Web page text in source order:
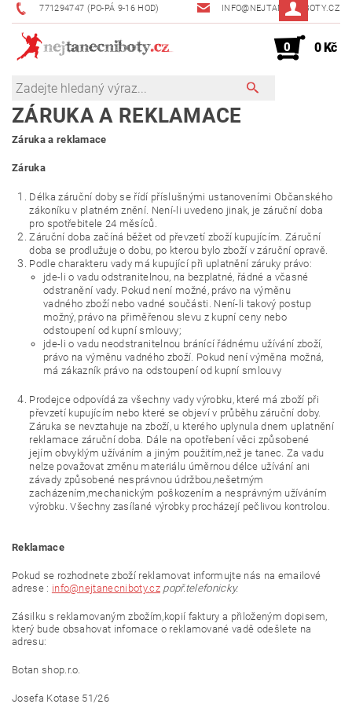
771294747 (PO-PÁ 9-16 HOD) INFO@NEJTANECNIBOTY.CZ
0 0 Kč
ZÁRUKA A REKLAMACE
Záruka a reklamace
Záruka
Délka záruční doby se řídí příslušnými ustanoveními Občanského
zákoníku v platném znění. Není-li uvedeno jinak, je záruční doba
pro spotřebitele 24 měsíců.
Záruční doba začíná běžet od převzetí zboží kupujícím. Záruční
doba se prodlužuje o dobu, po kterou bylo zboží v záruční opravě.
Podle charakteru vady má kupující při uplatnění záruky právo:
jde-li o vadu odstranitelnou, na bezplatné, řádné a včasné
odstranění vady. Pokud není možné, právo na výměnu
vadného zboží nebo vadné součásti. Není-li takový postup
možný, právo na přiměřenou slevu z kupní ceny nebo
odstoupení od kupní smlouvy;
jde-li o vadu neodstranitelnou bránící řádnému užívání zboží,
právo na výměnu vadného zboží. Pokud není výměna možná,
má zákazník právo na odstoupení od kupní smlouvy
Prodejce odpovídá za všechny vady výrobku, které má zboží při
převzetí kupujícím nebo které se objeví v průběhu záruční doby.
Záruka se nevztahuje na zboží, u kterého uplynula dnem uplatnění
reklamace záruční doba. Dále na opotřebení věci způsobené
jejím obvyklým užíváním a jiným použitím,než je tanec. Za vadu
nelze považovat změnu materiálu úměrnou délce užívání ani
závady způsobené nesprávnou údržbou,nešetrným
zacházením,mechanickým poškozením a nesprávným užíváním
výrobku. Všechny zasílané výrobky procházejí pečlivou kontrolou.
Reklamace
Pokud se rozhodnete zboží reklamovat informujte nás na emailové
adrese : info@nejtanecniboty.czpopř.telefonicky.
Zásilku s reklamovaným zbožím,kopií faktury a přiloženým dopisem,
který bude obsahovat infomace o reklamované vadě odešlete na
adresu:
Botan shop.r.o.
Josefa Kotase 51/26